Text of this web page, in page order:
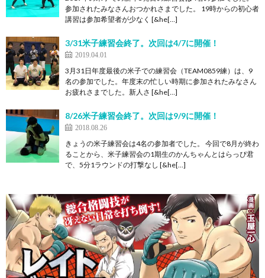
参加されたみなさんおつかれさまでした。 19時からの初心者
講習は参加希望者が少なく [&he[…]
3/31米子練習会終了。次回は4/7に開催！
2019.04.01
3月31日年度最後の米子での練習会（TEAM0859練）は、9
名の参加でした。年度末の忙しい時期に参加されたみなさん
お疲れさまでした。新人さ [&he[…]
8/26米子練習会終了。次回は9/9に開催！
2018.08.26
きょうの米子練習会は4名の参加者でした。 今回で8月が終わ
ることから、米子練習会の1期生のかんちゃんとはらっぴ君
で、5分1ラウンドの打撃なし [&he[…]